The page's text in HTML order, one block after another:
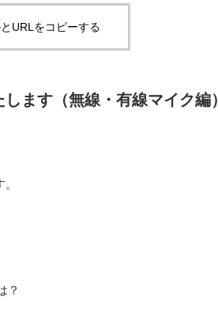
URLをコピーする
ます（無線・有線マイク編）
？